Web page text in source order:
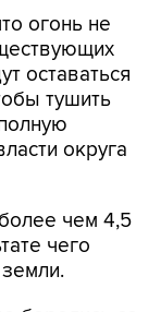
огонь не
оставаться
тушить
округа
чем 4,5
чего